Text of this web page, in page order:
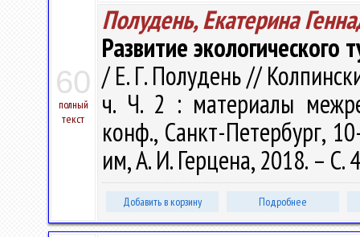
60
полный
текст
Полудень, Екатерина
Развитие экологического
/ Е. Г. Полудень //
ч. Ч. 2 : материалы
конф., Санкт-Петербург,
им, А. И. Герцена, 2018. – С.
Добавить в корзину Подробнее